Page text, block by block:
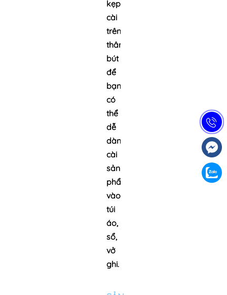
kẹp
cài
trên
thân
bút
để
bạn
có
thể
dễ
dàng
cài
sản
phẩm
vào
túi
áo,
sổ,
vở
ghi.